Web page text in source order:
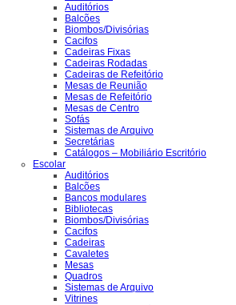
Auditórios
Balcões
Biombos/Divisórias
Cacifos
Cadeiras Fixas
Cadeiras Rodadas
Cadeiras de Refeitório
Mesas de Reunião
Mesas de Refeitório
Mesas de Centro
Sofás
Sistemas de Arquivo
Secretárias
Catálogos – Mobiliário Escritório
Escolar
Auditórios
Balcões
Bancos modulares
Bibliotecas
Biombos/Divisórias
Cacifos
Cadeiras
Cavaletes
Mesas
Quadros
Sistemas de Arquivo
Vitrines